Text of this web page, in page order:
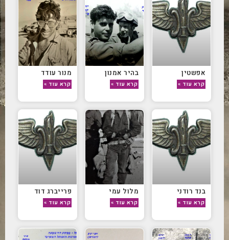
אפשטין
קרא עוד »
בהיר אמנון
קרא עוד »
מנור עודד
קרא עוד »
בנד רודני
קרא עוד »
מלול עמי
קרא עוד »
פרייברג דוד
קרא עוד »